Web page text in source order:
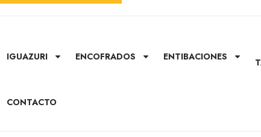
IGUAZURI ENCOFRADOS ENTIBACIONES
CONTACTO